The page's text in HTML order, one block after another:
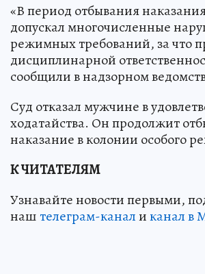
«В период отбывания
допускал многочисленные
режимных требований, за что
дисциплинарной
сообщили в надзорном
Суд отказал мужчине в
ходатайства. Он продолжит
наказание в колонии особого
К ЧИТАТЕЛЯМ
Узнавайте новости первыми,
наштелеграм-каналиканал в